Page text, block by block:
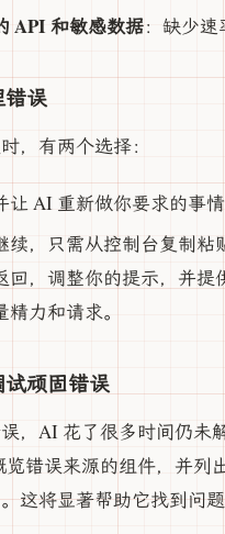
API 和敏感数据：缺少速
错误
，有两个选择：
让 AI 重新做你要求的事
续，只需从控制台复制
回，调整你的提示，并
力和请求。
顽固错误
，AI 花了很多时间仍未
览错误来源的组件，并
这将显著帮助它找到问